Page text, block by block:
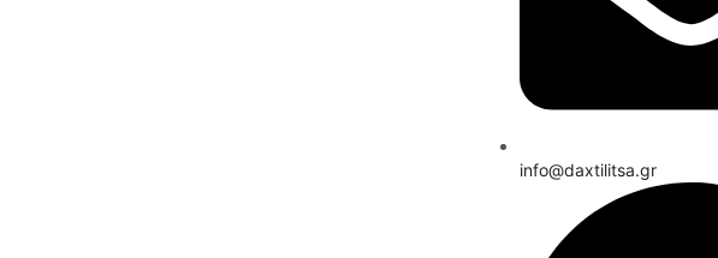
info@daxtilitsa.gr